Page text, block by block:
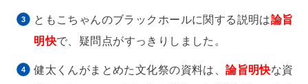
ともこちゃんのブラックホールに関する説明は論旨
明快で、疑問点がすっきりしました。
健太くんがまとめた文化祭の資料は、論旨明快な資